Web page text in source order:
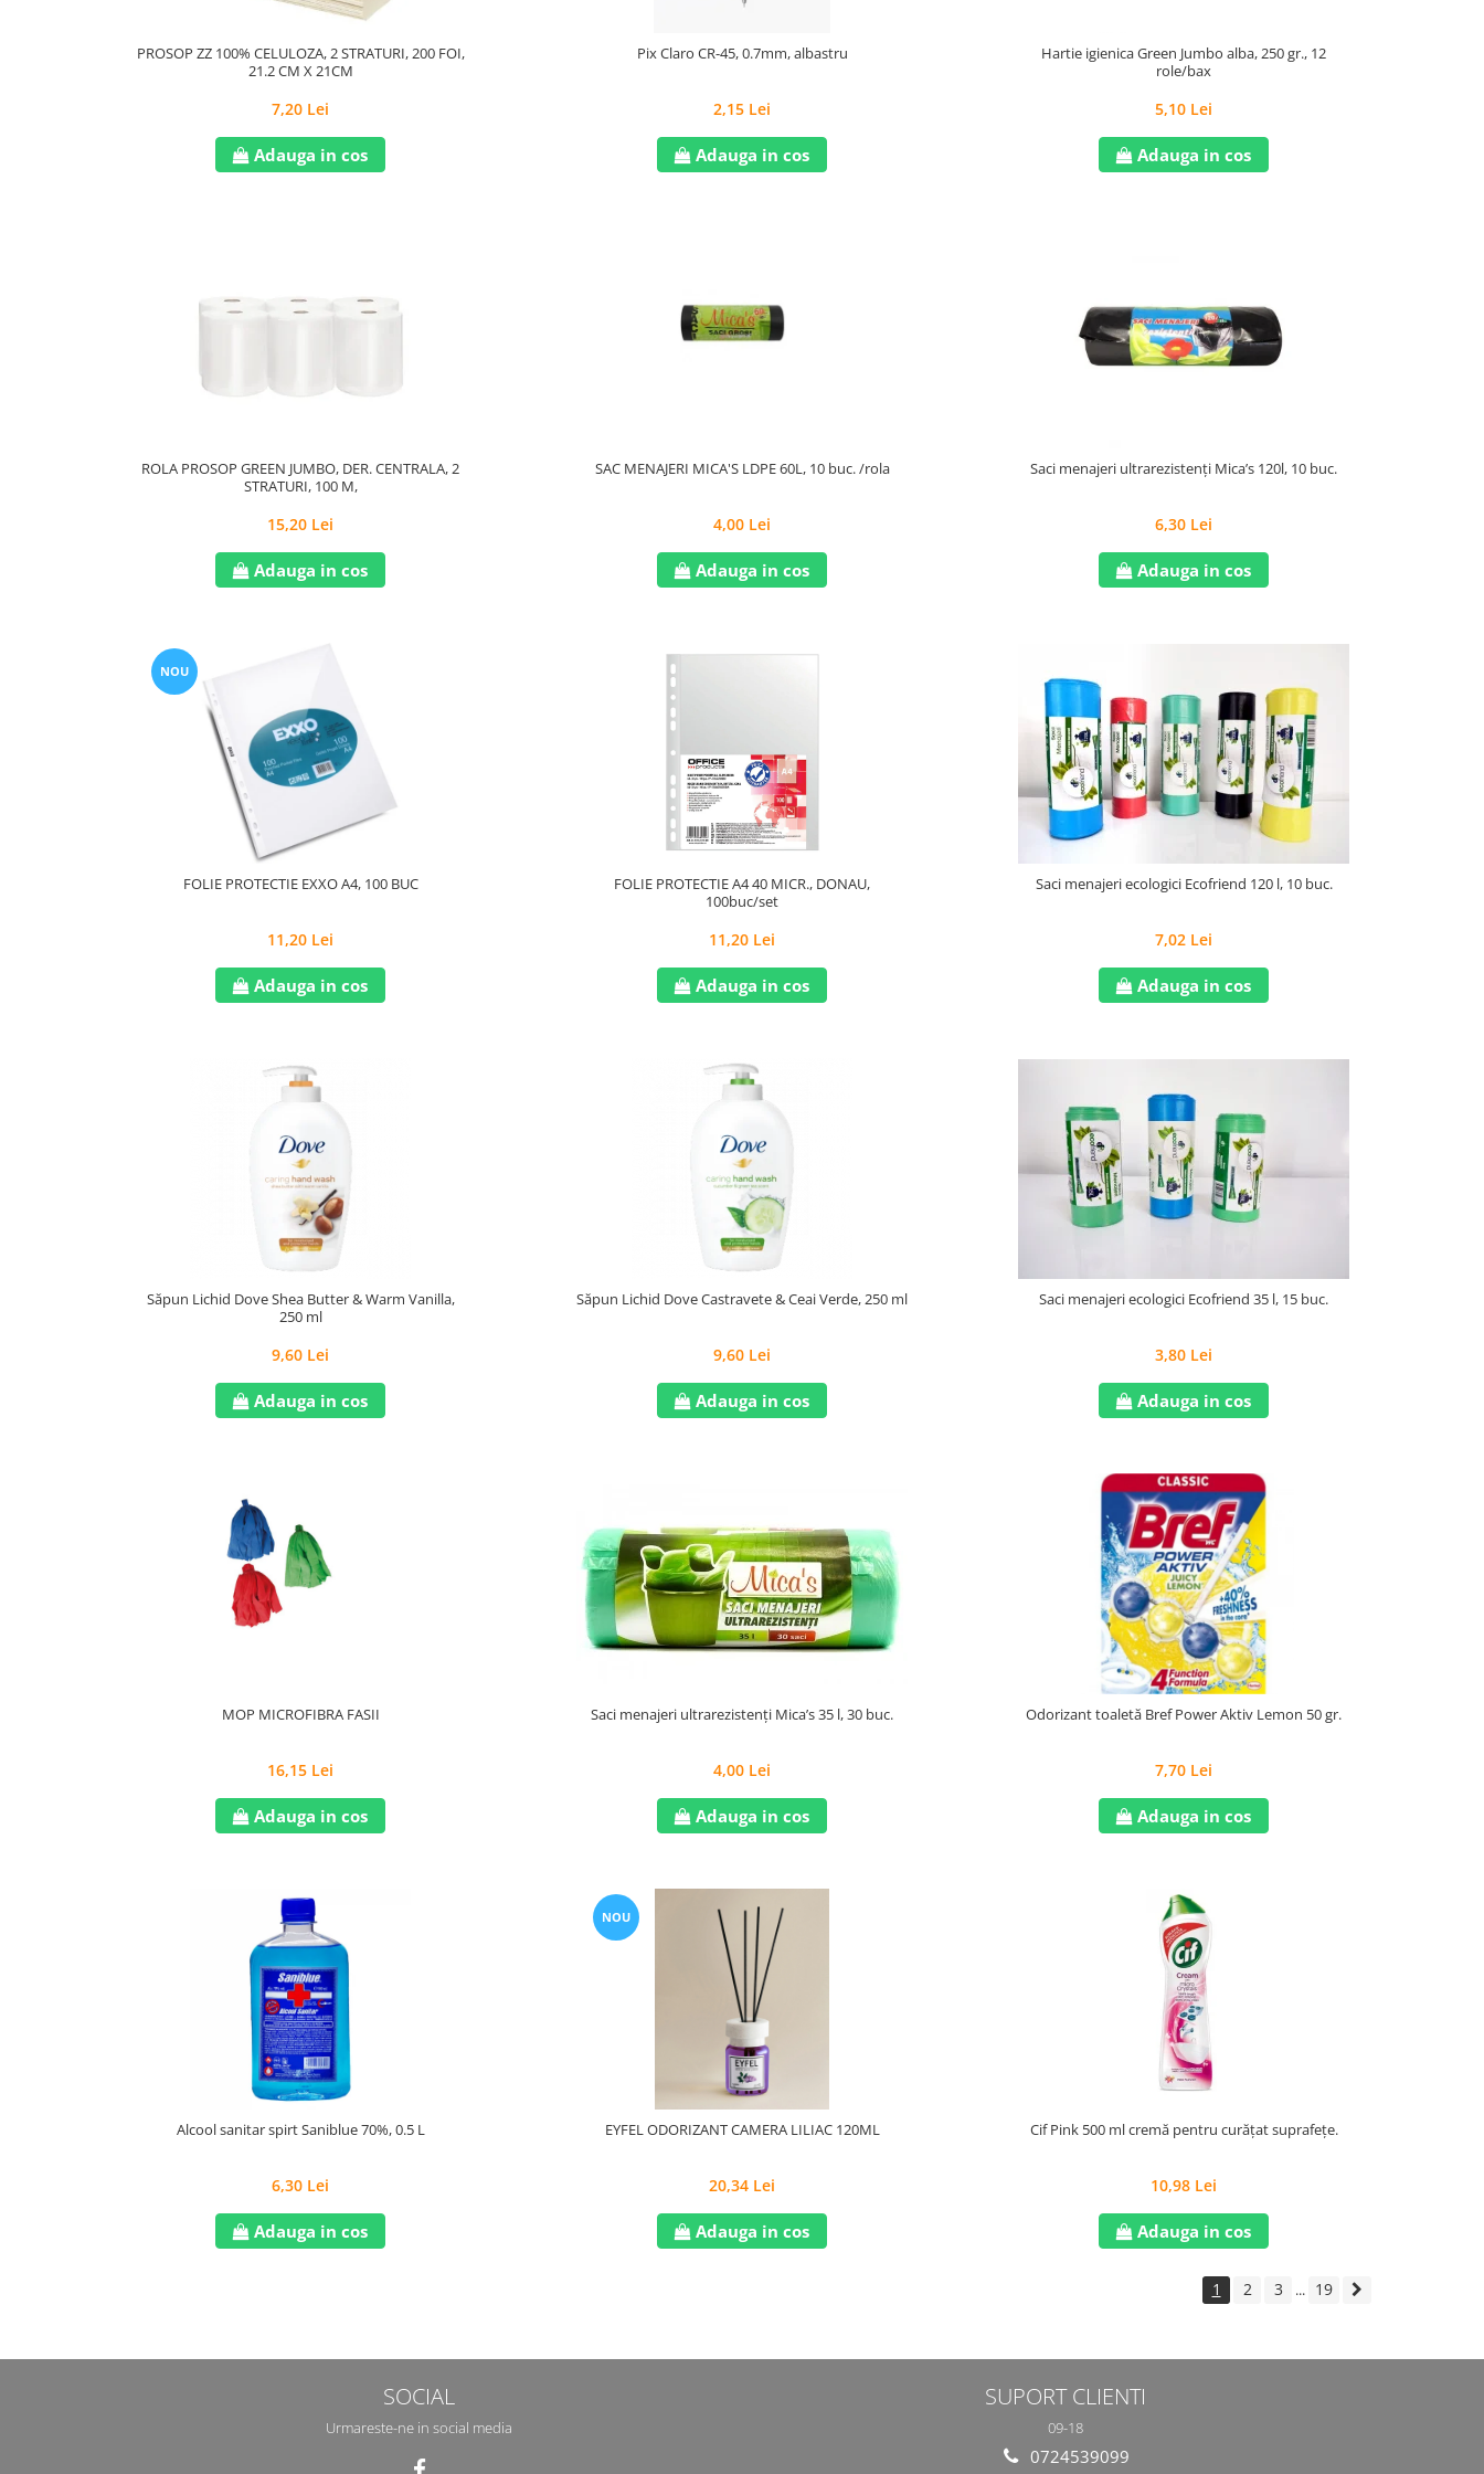
PROSOP ZZ 100% CELULOZA, 2 STRATURI, 200 FOI,
21.2 CM X 21CM
7,20 Lei
Adauga in cos
Pix Claro CR-45, 0.7mm, albastru
2,15 Lei
Adauga in cos
Hartie igienica Green Jumbo alba, 250 gr., 12
role/bax
5,10 Lei
Adauga in cos
ROLA PROSOP GREEN JUMBO, DER. CENTRALA, 2
STRATURI, 100 M,
15,20 Lei
Adauga in cos
SAC MENAJERI MICA'S LDPE 60L, 10 buc. /rola
4,00 Lei
Adauga in cos
Saci menajeri ultrarezistenți Mica’s 120l, 10 buc.
6,30 Lei
Adauga in cos
NOU
FOLIE PROTECTIE EXXO A4, 100 BUC
11,20 Lei
Adauga in cos
FOLIE PROTECTIE A4 40 MICR., DONAU,
100buc/set
11,20 Lei
Adauga in cos
Saci menajeri ecologici Ecofriend 120 l, 10 buc.
7,02 Lei
Adauga in cos
Săpun Lichid Dove Shea Butter & Warm Vanilla,
250 ml
9,60 Lei
Adauga in cos
Săpun Lichid Dove Castravete & Ceai Verde, 250 ml
9,60 Lei
Adauga in cos
Saci menajeri ecologici Ecofriend 35 l, 15 buc.
3,80 Lei
Adauga in cos
MOP MICROFIBRA FASII
16,15 Lei
Adauga in cos
Saci menajeri ultrarezistenți Mica’s 35 l, 30 buc.
4,00 Lei
Adauga in cos
Odorizant toaletă Bref Power Aktiv Lemon 50 gr.
7,70 Lei
Adauga in cos
Alcool sanitar spirt Saniblue 70%, 0.5 L
6,30 Lei
Adauga in cos
NOU
EYFEL ODORIZANT CAMERA LILIAC 120ML
20,34 Lei
Adauga in cos
Cif Pink 500 ml cremă pentru curățat suprafețe.
10,98 Lei
Adauga in cos
1 2 3 ... 19
SOCIAL
Urmareste-ne in social media
SUPORT CLIENTI
09-18
0724539099